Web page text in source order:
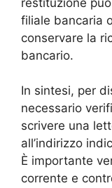
filiale bancaria
conservare la
bancario.
In sintesi, per
necessario
scrivere una
all’indirizzo
È importante
corrente e